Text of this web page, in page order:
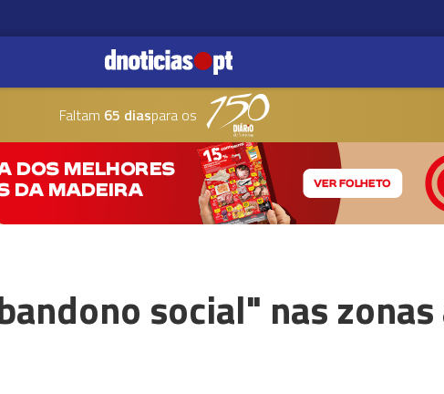
Faltam 65 diaspara os
social" nas